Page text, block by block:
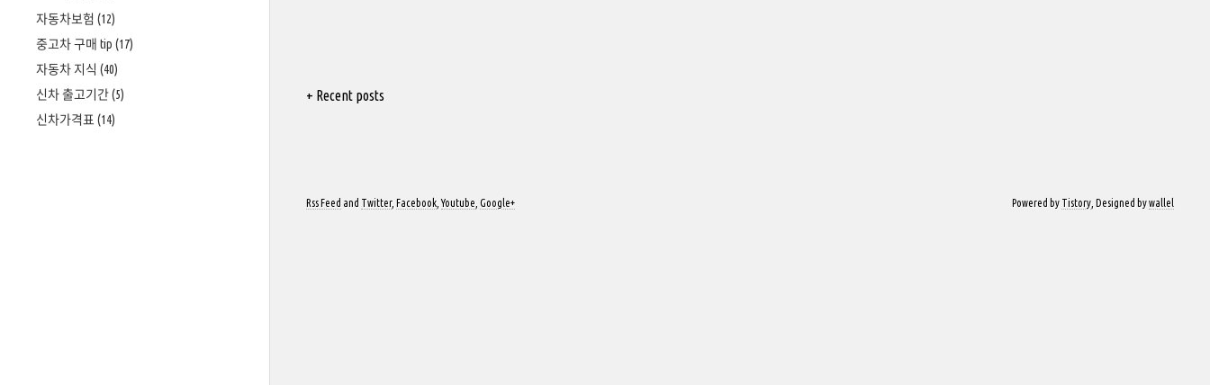
자동차보험 (12)
중고차 구매 tip (17)
자동차 지식 (40)
신차 출고기간(5)
신차가격표 (14)
+ Recent posts
Powered by Tistory , Designed bywallel
Rss Feed and Twitter, Facebook,Youtube Google+